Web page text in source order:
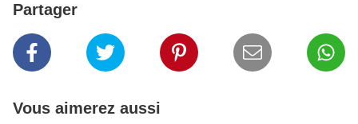
Partager
Vous aimerez aussi